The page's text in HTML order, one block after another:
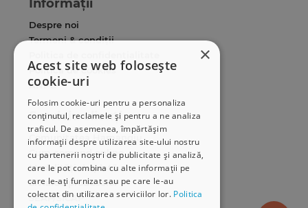
×
Acest site web folosește
cookie-uri
Folosim cookie-uri pentru a personaliza
conținutul, reclamele și pentru a ne analiza
traficul. De asemenea, împărtășim
informații despre utilizarea site-ului nostru
cu partenerii noștri de publicitate și analiză,
care le pot combina cu alte informații pe
care le-ați furnizat sau pe care le-au
colectat din utilizarea serviciilor lor. Politica
Informații
Despre noi
Termeni & condiții
Politica de cookies
ANPC
Serviciu clienți
Comunitatea Hamangiu
Cum comand online
Modalități de plată
Livrarea produselor
SEAP/SICAP